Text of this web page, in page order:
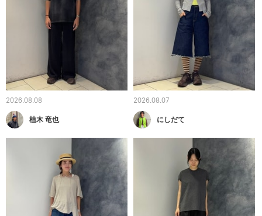
2026.08.08
植木 竜也
2026.08.07
にしだて